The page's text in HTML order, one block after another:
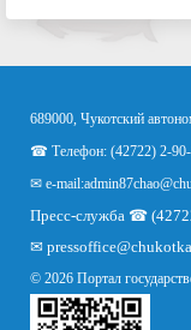
689000, Чукотский
☎ Телефон: (42722) 2-
✉ e-mail:
Пресс-служба ☎
✉ pressoffice
© 2026 Портал